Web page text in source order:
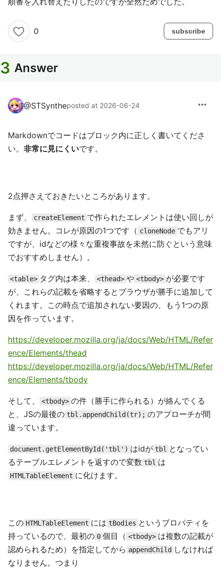
0 subscribe
3 Answer
@STSyntheposted at 2026-06-24 more_horiz
Markdownでコードはブロック内に正しく書いてくださ
い。 非常に見にくいです。
2点押さえておきたいところがあります。
まず、 createElement で作られたエレメントは使い回しが
効きません。コレが原因の1つです（ cloneNode でもアリ
ですが、idなどの様々な重複事故を未然に防ぐという意味
でおすすめしません）。
<table> タグ内は本来、 <thead> や <tbody> が必要です
が、これらの記載を省略するとブラウザが勝手に追加して
くれます。この時点で追加されない要因の、もう1つの原
因を作っています。
https://developer.mozilla.org/ja/docs/Web/HTML/Refer
ence/Elements/thead
https://developer.mozilla.org/ja/docs/Web/HTML/Refer
ence/Elements/tbody
そして、 <tbody> の件（勝手に作られる）が絡んでくる
と、JSの最後の tbl.appendChild(tr); のアプローチが間
違っています。
document.getElementById('tbl') はidが tbl となってい
るテーブルエレメントを返すので変数 tbl は
HTMLTableElement に化けます。
この HTMLTableElement には tBodies というプロパティを
持っているので、最初の 0 個目（ <tbody> は複数の記載が
認められるため）を指定してから appendChild しなければ
なりません。つまり